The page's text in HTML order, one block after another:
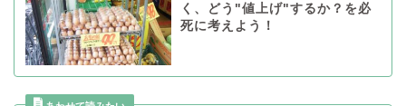
く、どう"値上げ"するか？を必
死に考えよう！